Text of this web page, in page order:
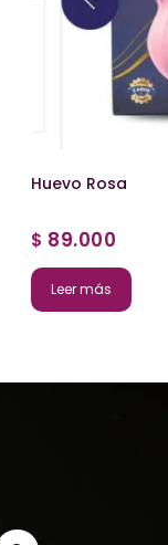
Huevo Rosa
$ 89.000
Leer más